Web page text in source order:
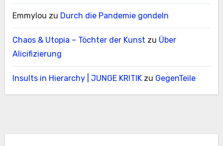
Emmylou zu Durch die Pandemie gondeln
Chaos & Utopia – Töchter der Kunst zu Über
Alicifizierung
Insults in Hierarchy | JUNGE KRITIKzu GegenTeile